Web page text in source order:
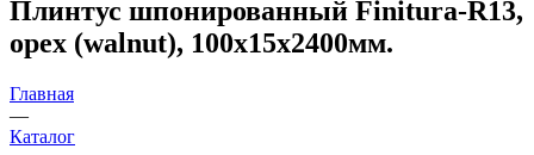
Плинтус шпонированный Finitura-R13,
орех (walnut), 100x15x2400мм.
Главная
—
Каталог